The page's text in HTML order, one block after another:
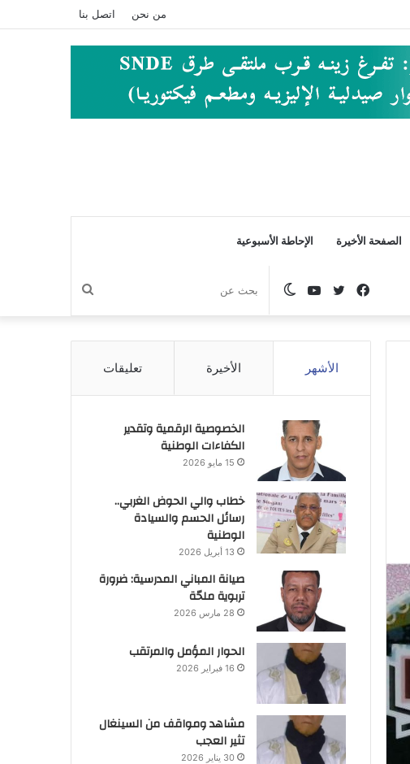
من نحن اتصل بنا
الصفحة الأخيرة الإحاطة الأسبوعية
بحث
عن
الوضع
المظلم
يوتيوبتويتر
فيسبوك
الأشهر الأخيرة تعليقات
الخصوصية الرقمية وتقدير
الكفاءات الوطنية
15 مايو 2026
خطاب والي الحوض الغربي..
رسائل الحسم والسيادة
الوطنية
13 أبريل 2026
صيانة المباني المدرسية: ضرورة
تربوية ملحّة
28 مارس 2026
الحوار المؤمل والمرتقب
16 فبراير 2026
مشاهد ومواقف من السينغال
تثير العجب
30 يناير 2026